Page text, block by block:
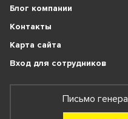
Блог компании
Контакты
Карта сайта
Вход для сотрудников
Письмо